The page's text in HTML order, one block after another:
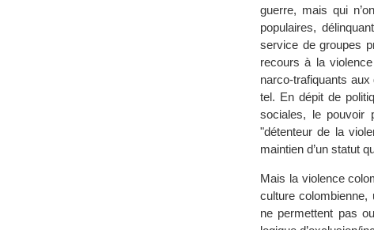
guerre, mais qui
populaires,
service de groupes
recours à la
narco-trafiquants
tel. En dépit de
sociales, le pouvoir
"détenteur de la
maintien d’un statut
Mais la violence
culture
ne permettent pas